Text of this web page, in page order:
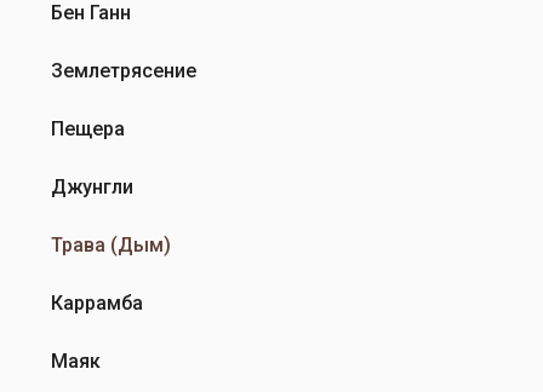
Бен Ганн
Землетрясение
Пещера
Джунгли
Трава (Дым)
Каррамба
Маяк